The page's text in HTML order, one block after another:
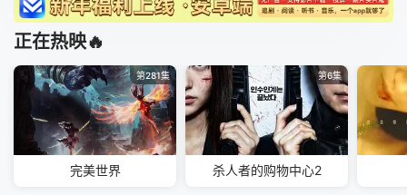
正在热映🔥
第281集
完美世界
第6集
杀人者的购物中心2